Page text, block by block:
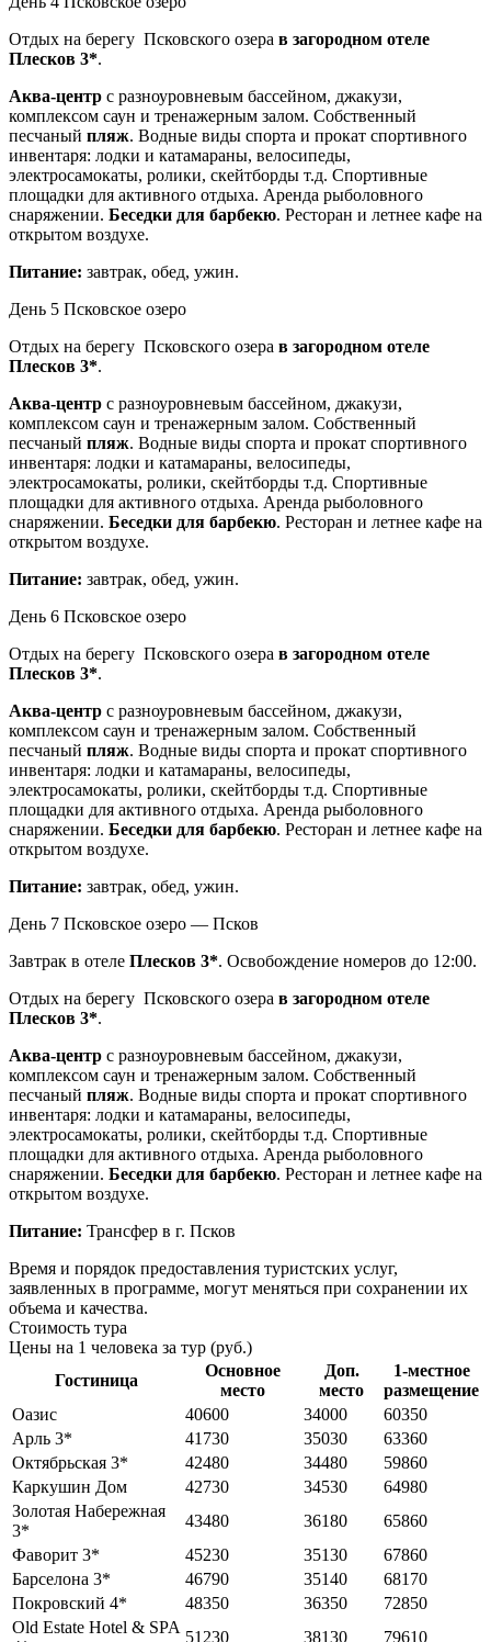
Отдых на берегу Псковского озера в загородном отеле
Плесков 3*.
Аква-центр с разноуровневым бассейном, джакузи,
комплексом саун и тренажерным залом. Собственный
песчаный пляж. Водные виды спорта и прокат спортивного
инвентаря: лодки и катамараны, велосипеды,
электросамокаты, ролики, скейтборды т.д. Спортивные
площадки для активного отдыха. Аренда рыболовного
снаряжении. Беседки для барбекю. Ресторан и летнее кафе на
открытом воздухе.
Питание: завтрак, обед, ужин.
День 5 Псковское озеро
Отдых на берегу Псковского озера в загородном отеле
Плесков 3*.
Аква-центр с разноуровневым бассейном, джакузи,
комплексом саун и тренажерным залом. Собственный
песчаный пляж. Водные виды спорта и прокат спортивного
инвентаря: лодки и катамараны, велосипеды,
электросамокаты, ролики, скейтборды т.д. Спортивные
площадки для активного отдыха. Аренда рыболовного
снаряжении. Беседки для барбекю. Ресторан и летнее кафе на
открытом воздухе.
Питание: завтрак, обед, ужин.
День 6 Псковское озеро
Отдых на берегу Псковского озера в загородном отеле
Плесков 3*.
Аква-центр с разноуровневым бассейном, джакузи,
комплексом саун и тренажерным залом. Собственный
песчаный пляж. Водные виды спорта и прокат спортивного
инвентаря: лодки и катамараны, велосипеды,
электросамокаты, ролики, скейтборды т.д. Спортивные
площадки для активного отдыха. Аренда рыболовного
снаряжении. Беседки для барбекю. Ресторан и летнее кафе на
открытом воздухе.
Питание: завтрак, обед, ужин.
День 7 Псковское озеро — Псков
Завтрак в отеле Плесков 3*. Освобождение номеров до 12:00.
Отдых на берегу Псковского озера в загородном отеле
Плесков 3*.
Аква-центр с разноуровневым бассейном, джакузи,
комплексом саун и тренажерным залом. Собственный
песчаный пляж. Водные виды спорта и прокат спортивного
инвентаря: лодки и катамараны, велосипеды,
электросамокаты, ролики, скейтборды т.д. Спортивные
площадки для активного отдыха. Аренда рыболовного
снаряжении. Беседки для барбекю. Ресторан и летнее кафе на
открытом воздухе.
Питание: Трансфер в г. Псков
Время и порядок предоставления туристских услуг,
заявленных в программе, могут меняться при сохранении их
объема и качества.
Стоимость тура
Цены на 1 человека за тур (руб.)
Гостиница
Основное
место
Доп.
место
1-местное
размещение
Оазис
40600 34000
60350
Арль 3*
41730 35030
63360
Октябрьская 3*
42480 34480
59860
Каркушин Дом
42730 34530
64980
Золотая Набережная
3*
43480 36180
65860
Фаворит 3*
45230 35130
67860
Барселона 3*
46790 35140
68170
Покровский 4*
48350 36350
72850
Old Estate Hotel & SPA
51230 38130 79610